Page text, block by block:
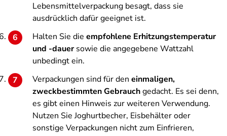
Lebensmittelverpackung besagt, dass sie
ausdrücklich dafür geeignet ist.
Halten Sie die empfohlene Erhitzungstemperatur
und -dauersowie die angegebene Wattzahl
unbedingt ein.
Verpackungen sind für den einmaligen,
zweckbestimmten Gebrauchgedacht. Es sei denn,
es gibt einen Hinweis zur weiteren Verwendung.
Nutzen Sie Joghurtbecher, Eisbehälter oder
sonstige Verpackungen nicht zum Einfrieren,